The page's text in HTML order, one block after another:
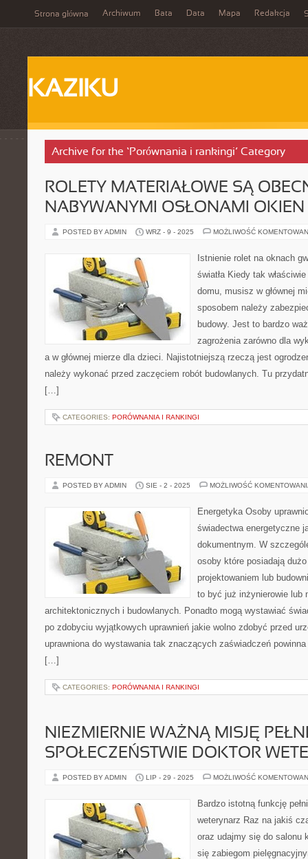
Strona główna Archiwum Bata Data Mapa Redakcja
KAZIKU
Archive for the ‘Porównania i rankingi’ Category
ROLETY MATERIAŁOWE SĄ
NABYWANYMI OSŁONAMI OKIEN
POSTED BY ADMIN WRZ - 9 - 2025 MOŻLIWOŚĆ
Istnienie rolet na oknach
światła Kiedy tak
domu, musisz w głównej
sposobem należy
budowy. Jest to bardzo
zagrożenia zarówno dla
a w głównej mierze dla dzieci. Najistotniejszą rzeczą jest
należy wykonać przed zaczęciem robót budowlanych. Tu
[…]
CATEGORIES: PORÓWNANIA I RANKINGI
REMONT
POSTED BY ADMIN SIE - 2 - 2025 MOŻLIWOŚĆ
Energetyka Osoby
świadectwa energetyczne
dokumentnym. W
osoby które posiadają
projektowaniem lub
to być już inżynierowie lub
architektonicznych i budowlanych. Ponadto mogą wystawiać
po zdobyciu wyjątkowych uprawnień jakie wolno zdobyć przed
uprawniona do wystawania tak znaczących zaświadczeń
[…]
CATEGORIES: PORÓWNANIA I RANKINGI
NIEZMIERNIE WAŻNĄ MISJĘ
SPOŁECZEŃSTWIE DOKTOR
POSTED BY ADMIN LIP - 29 - 2025 MOŻLIWOŚĆ
Bardzo istotną funkcję
weterynarz Raz na jakiś
oraz udajmy się do salonu
się zabiegom